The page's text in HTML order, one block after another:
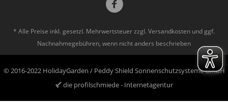
* Alle Preise inkl. gesetzl. Mehrwertsteuer zzgl. Versandkosten und ggf.
Nachnahmegebühren, wenn nicht anders beschrieben
© 2016-2022 HolidayGarden / Peddy Shield Sonnenschutzsysteme GmbH
die profilschmiede - Internetagentur